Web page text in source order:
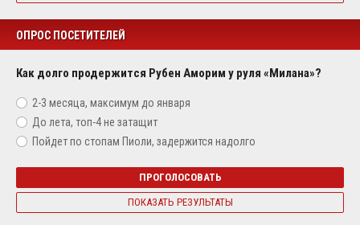
ОПРОС ПОСЕТИТЕЛЕЙ
Как долго продержится Рубен Аморим у руля «Милана»?
2-3 месяца, максимум до января
До лета, топ-4 не затащит
Пойдет по стопам Пиоли, задержится надолго
ПРОГОЛОСОВАТЬ
ПОКАЗАТЬ РЕЗУЛЬТАТЫ